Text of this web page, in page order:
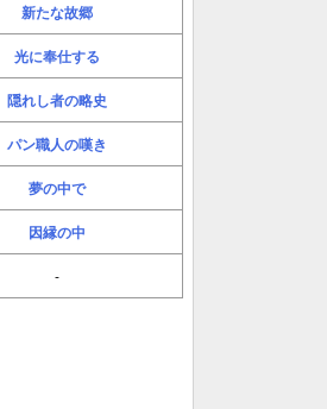
新たな故郷
光に奉仕する
隠れし者の略史
パン職人の嘆き
夢の中で
因縁の中
-